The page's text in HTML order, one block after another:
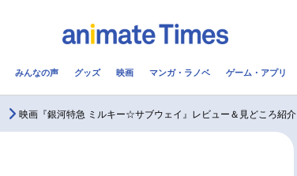
みんなの声 グッズ 映画 マンガ・ラノベ ゲーム・アプリ
映画『銀河特急 ミルキー☆サブウェイ』レビュー＆見どころ紹介